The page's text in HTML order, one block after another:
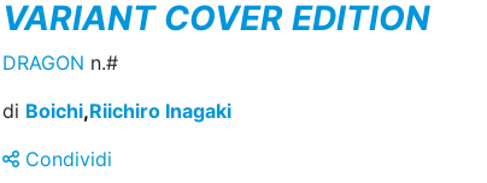
VARIANT COVER EDITION
DRAGON n.#
di Boichi,Riichiro Inagaki
Condividi